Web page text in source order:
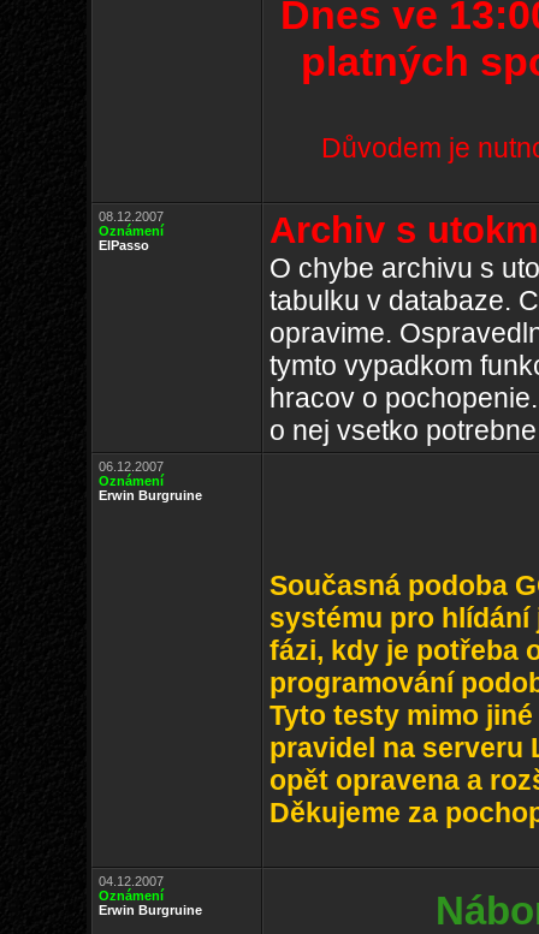
Dnes ve
platných
Důvodem je
08.12.2007
Oznámení
ElPasso
Archiv s
O chybe archivu s
tabulku v databaze.
opravime.
tymto vypadkom
hracov o
o nej vsetko
06.12.2007
Oznámení
Erwin Burgruine
Současná podoba
systému pro hlídání
fázi, kdy je potřeba
programování
Tyto testy mimo
pravidel na serveru
opět opravena a
Děkujeme za
04.12.2007
Oznámení
Erwin Burgruine